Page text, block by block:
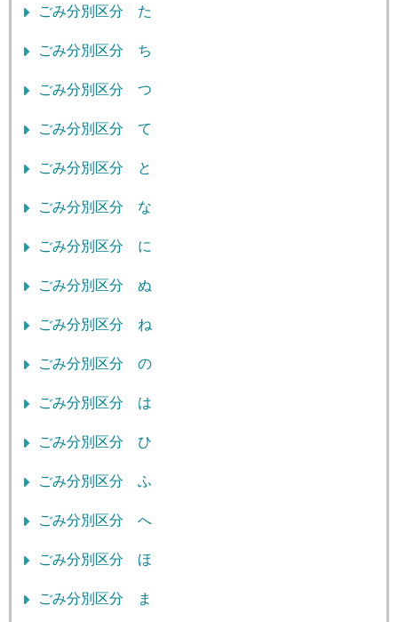
ごみ分別区分 た
ごみ分別区分 ち
ごみ分別区分 つ
ごみ分別区分 て
ごみ分別区分 と
ごみ分別区分 な
ごみ分別区分 に
ごみ分別区分 ぬ
ごみ分別区分 ね
ごみ分別区分 の
ごみ分別区分 は
ごみ分別区分 ひ
ごみ分別区分 ふ
ごみ分別区分 へ
ごみ分別区分 ほ
ごみ分別区分 ま